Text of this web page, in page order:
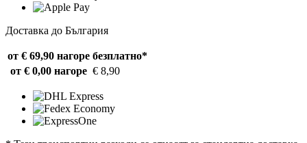
Доставка до България
от € 69,90 нагоре безплатно*
от € 0,00 нагоре € 8,90